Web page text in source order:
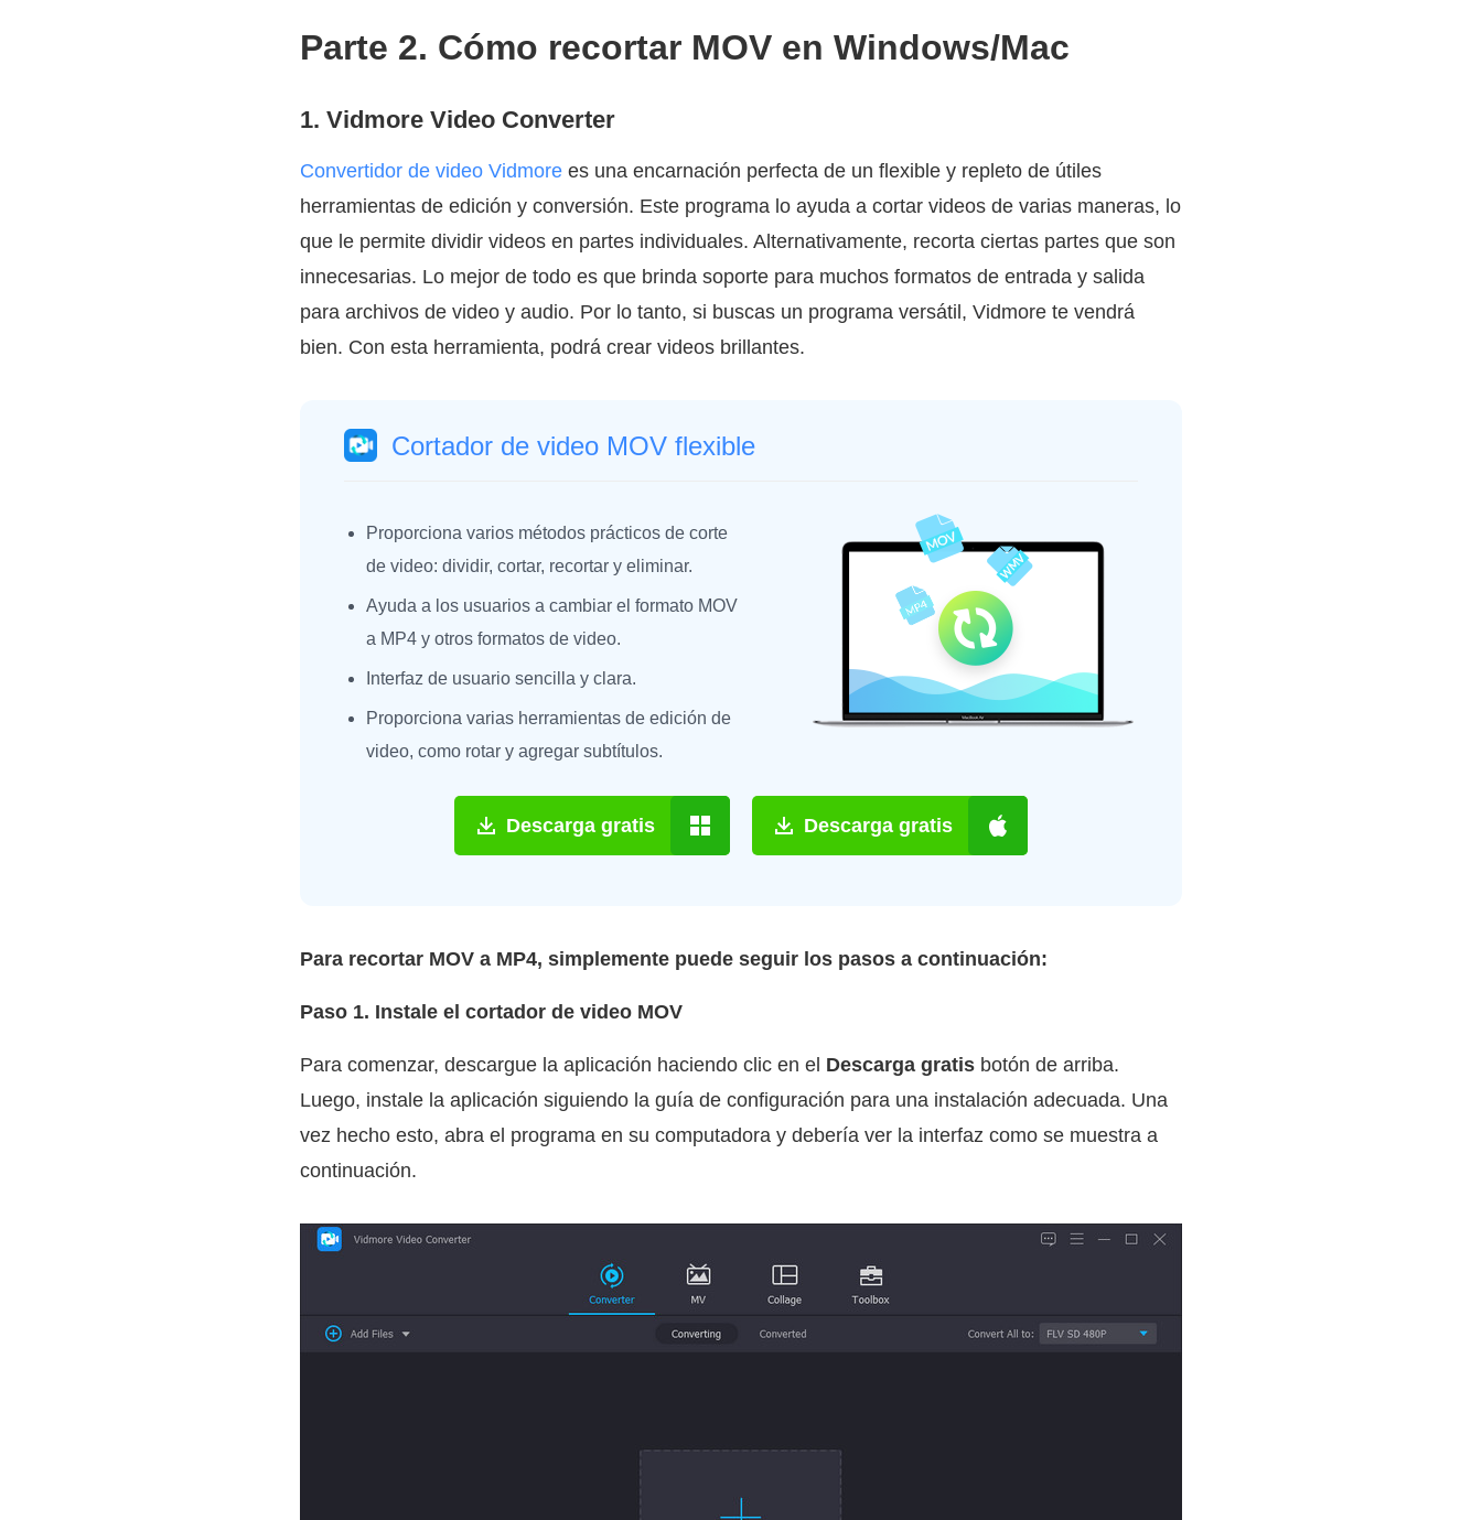
Parte 2. Cómo recortar MOV en Windows/Mac
1. Vidmore Video Converter
Convertidor de video Vidmore es una encarnación perfecta de un flexible y repleto de útiles
herramientas de edición y conversión. Este programa lo ayuda a cortar videos de varias maneras, lo
que le permite dividir videos en partes individuales. Alternativamente, recorta ciertas partes que son
innecesarias. Lo mejor de todo es que brinda soporte para muchos formatos de entrada y salida
para archivos de video y audio. Por lo tanto, si buscas un programa versátil, Vidmore te vendrá
bien. Con esta herramienta, podrá crear videos brillantes.
Cortador de video MOV flexible
Proporciona varios métodos prácticos de corte
de video: dividir, cortar, recortar y eliminar.
Ayuda a los usuarios a cambiar el formato MOV
a MP4 y otros formatos de video.
Interfaz de usuario sencilla y clara.
Proporciona varias herramientas de edición de
video, como rotar y agregar subtítulos.
Descarga gratis Descarga gratis
Para recortar MOV a MP4, simplemente puede seguir los pasos a continuación:
Paso 1. Instale el cortador de video MOV
Para comenzar, descargue la aplicación haciendo clic en el Descarga gratis botón de arriba.
Luego, instale la aplicación siguiendo la guía de configuración para una instalación adecuada. Una
vez hecho esto, abra el programa en su computadora y debería ver la interfaz como se muestra a
continuación.